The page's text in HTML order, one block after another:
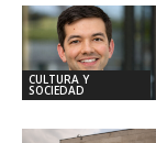
CULTURA Y
SOCIEDAD